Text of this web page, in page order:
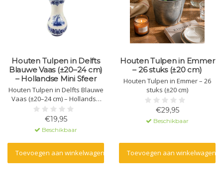
Houten Tulpen in Delfts
Blauwe Vaas (±20–24 cm)
– Hollandse Mini Sfeer
Houten Tulpen in Delfts Blauwe
Vaas (±20–24 cm) – Hollandse
Mini Sfeer
€19,95
Beschikbaar
Toevoegen aan winkelwagen
Houten Tulpen in Emmer
– 26 stuks (±20 cm)
Houten Tulpen in Emmer – 26
stuks (±20 cm)
€29,95
Beschikbaar
Toevoegen aan winkelwagen